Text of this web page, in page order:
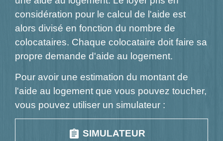
considération pour le calcul de l'aide est
alors divisé en fonction du nombre de
colocataires. Chaque colocataire doit faire sa
propre demande d'aide au logement.
Pour avoir une estimation du montant de
l'aide au logement que vous pouvez toucher,
vous pouvez utiliser un simulateur :
assignment SIMULATEUR